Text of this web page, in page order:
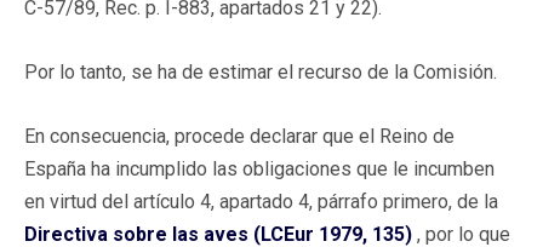
C-57/89, Rec. p. I-883, apartados 21 y 22).
Por lo tanto, se ha de estimar el recurso de la Comisión.
En consecuencia, procede declarar que el Reino de
España ha incumplido las obligaciones que le incumben
en virtud del artículo 4, apartado 4, párrafo primero, de la
Directiva sobre las aves (LCEur 1979, 135) , por lo que